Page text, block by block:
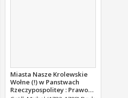
Miasta Nasze Krolewskie
Wołne (!) w Panstwach
Rzeczypospolitey : Prawo